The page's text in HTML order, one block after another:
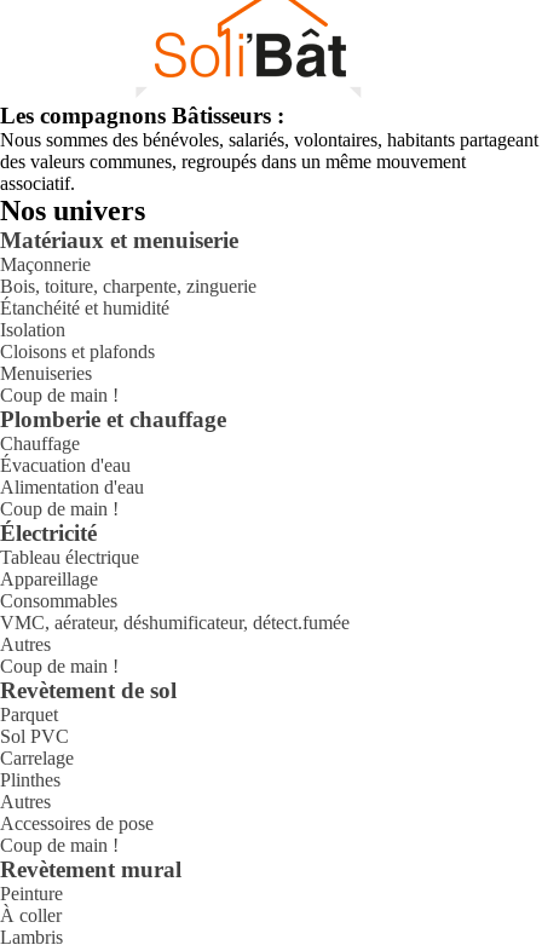
Les compagnons Bâtisseurs :
Nous sommes des bénévoles, salariés, volontaires, habitants partageant
des valeurs communes, regroupés dans un même mouvement
associatif.
Nos univers
Matériaux et menuiserie
Maçonnerie
Bois, toiture, charpente, zinguerie
Étanchéité et humidité
Isolation
Cloisons et plafonds
Menuiseries
Coup de main !
Plomberie et chauffage
Chauffage
Évacuation d'eau
Alimentation d'eau
Coup de main !
Électricité
Tableau électrique
Appareillage
Consommables
VMC, aérateur, déshumificateur, détect.fumée
Autres
Coup de main !
Revètement de sol
Parquet
Sol PVC
Carrelage
Plinthes
Autres
Accessoires de pose
Coup de main !
Revètement mural
Peinture
À coller
Lambris